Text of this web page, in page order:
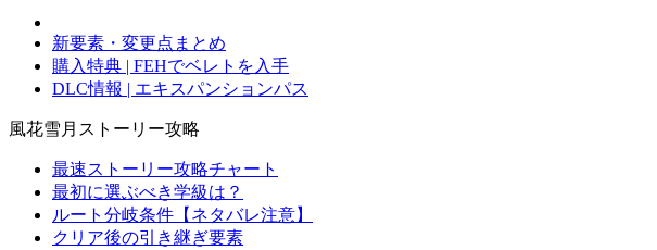
新要素・変更点まとめ
購入特典 | FEHでベレトを入手
DLC情報 | エキスパンションパス
風花雪月ストーリー攻略
最速ストーリー攻略チャート
最初に選ぶべき学級は？
ルート分岐条件【ネタバレ注意】
クリア後の引き継ぎ要素